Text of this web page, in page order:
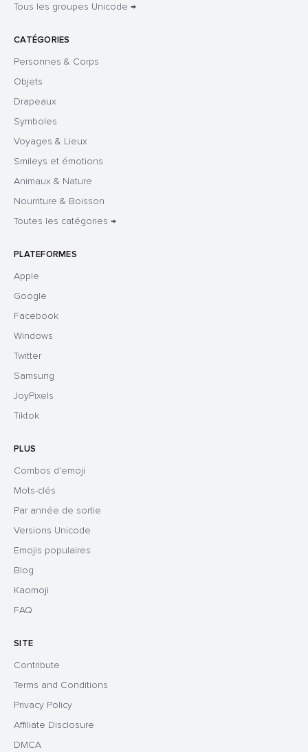
Tous les groupes Unicode →
CATÉGORIES
Personnes & Corps
Objets
Drapeaux
Symboles
Voyages & Lieux
Smileys et émotions
Animaux & Nature
Nourriture & Boisson
Toutes les catégories →
PLATEFORMES
Apple
Google
Facebook
Windows
Twitter
Samsung
JoyPixels
Tiktok
PLUS
Combos d'emoji
Mots-clés
Par année de sortie
Versions Unicode
Emojis populaires
Blog
Kaomoji
FAQ
SITE
Contribute
Terms and Conditions
Privacy Policy
Affiliate Disclosure
DMCA